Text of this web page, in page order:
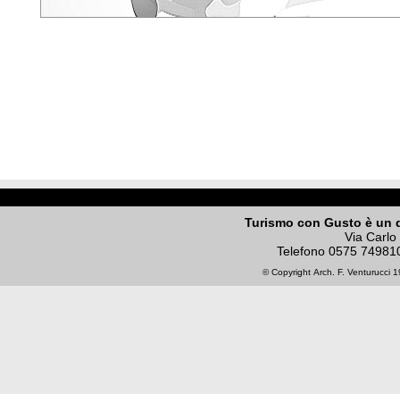
Turismo con Gusto è un
Via
Telefono 0575
© Copyright Arch. F. Venturucci